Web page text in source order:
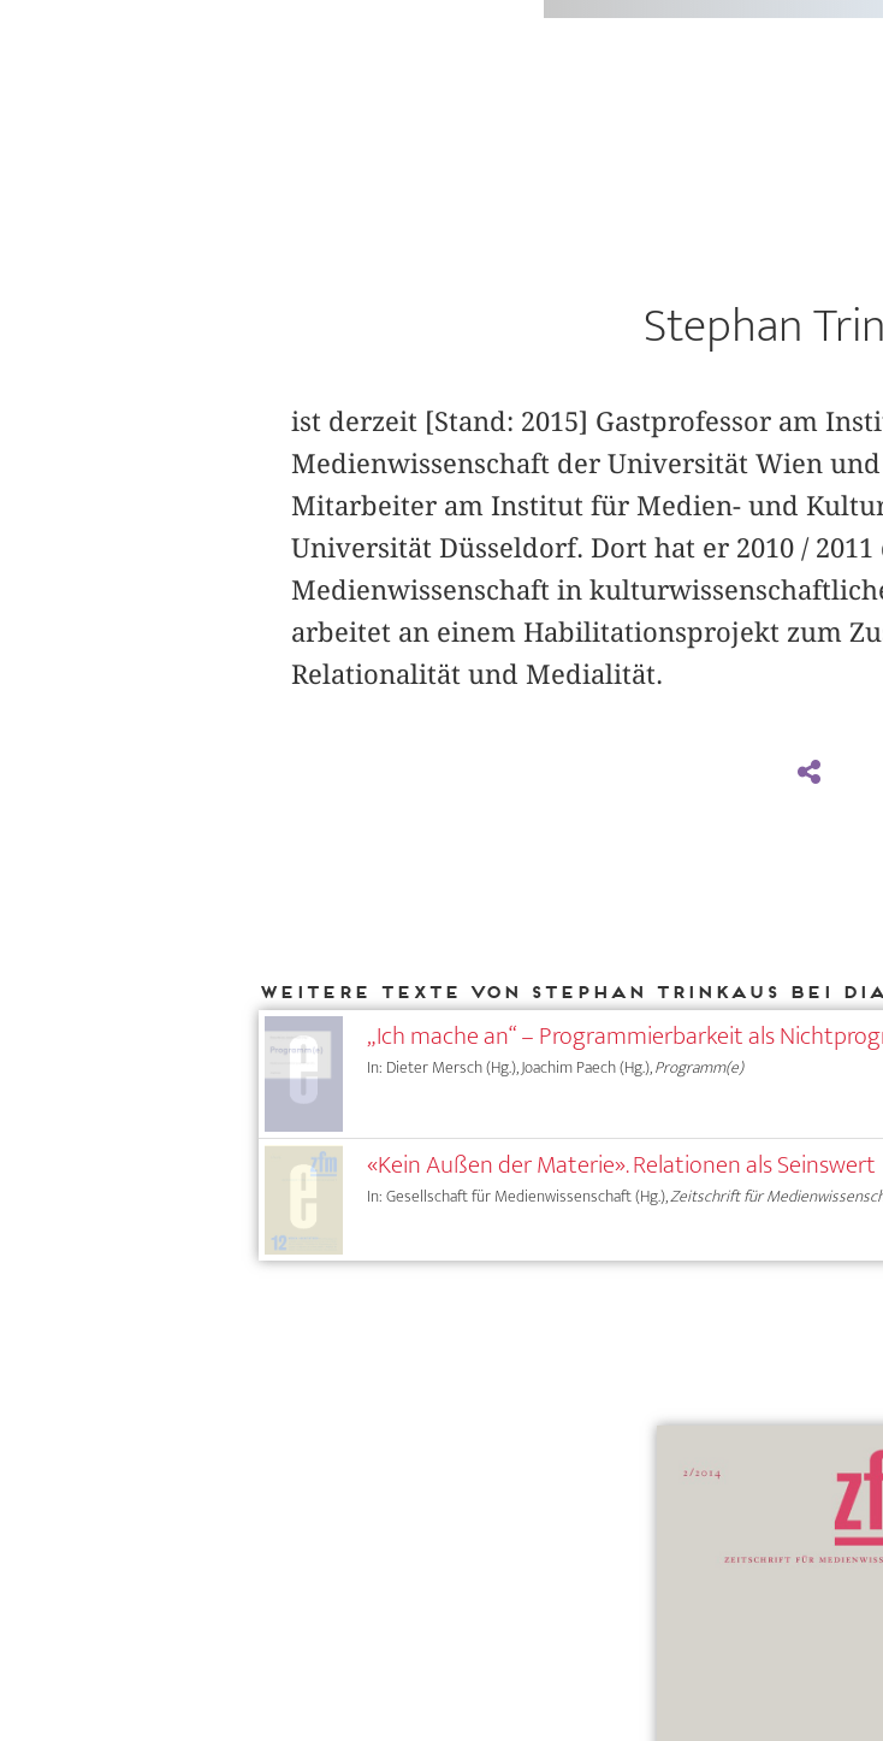
Stephan
ist derzeit [Stand: 2015] Gastprofessor am
Medienwissenschaft der Universität Wien
Mitarbeiter am Institut für Medien- und
Universität Düsseldorf. Dort hat er 2010 /
Medienwissenschaft in
arbeitet an einem Habilitationsprojekt zum
Relationalität und Medialität.
Weitere Texte von Stephan Trinkaus bei
„Ich mache an“ – Programmierbarkeit als
In: Dieter Mersch (Hg.), Joachim Paech (Hg.),Programm(e)
«Kein Außen der Materie». Relationen als Seinswert
In: Gesellschaft für Medienwissenschaft (Hg.),Zeitschrift für